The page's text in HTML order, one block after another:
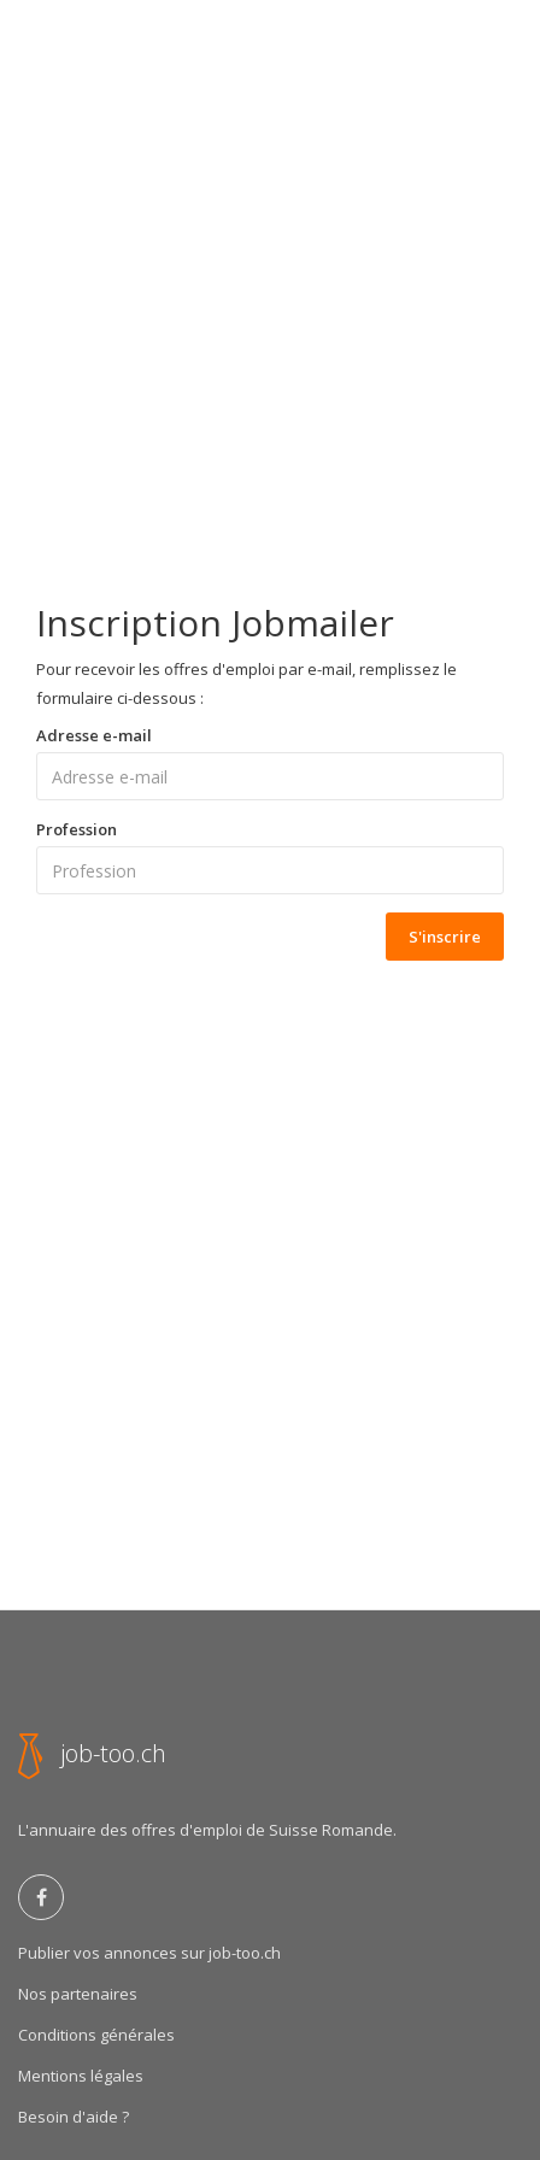
Inscription Jobmailer
Pour recevoir les offres d'emploi par e-mail, remplissez le
formulaire ci-dessous :
Adresse e-mail
Profession
S'inscrire
job-too.ch
L'annuaire des offres d'emploi de Suisse Romande.
Publier vos annonces sur job-too.ch
Nos partenaires
Conditions générales
Mentions légales
Besoin d'aide ?